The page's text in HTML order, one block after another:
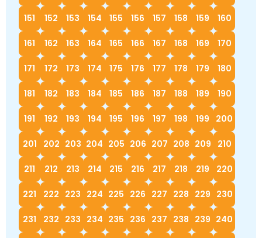
151 152 153 154 155 156 157 158 159 160
161 162 163 164 165 166 167 168 169 170
171 172 173 174 175 176 177 178 179 180
181 182 183 184 185 186 187 188 189 190
191 192 193 194 195 196 197 198 199 200
201 202 203 204 205 206 207 208 209 210
211 212 213 214 215 216 217 218 219 220
221 222 223 224 225 226 227 228 229 230
231 232 233 234 235 236 237 238 239 240